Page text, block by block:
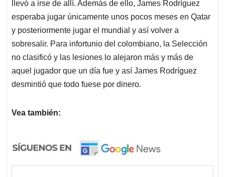
llevó a irse de allí. Además de ello, James Rodríguez
esperaba jugar únicamente unos pocos meses en Qatar
y posteriormente jugar el mundial y así volver a
sobresalir. Para infortunio del colombiano, la Selección
no clasificó y las lesiones lo alejaron más y más de
aquel jugador que un día fue y así James Rodríguez
desmintió que todo fuese por dinero.
Vea también: